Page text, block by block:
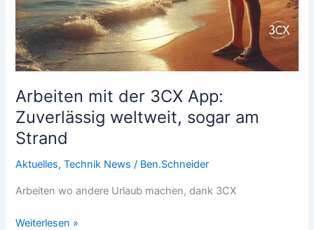
Arbeiten mit der 3CX App:
Zuverlässig weltweit, sogar am
Strand
Aktuelles,Technik News / Ben.Schneider
Arbeiten wo andere Urlaub machen, dank 3CX
Weiterlesen »